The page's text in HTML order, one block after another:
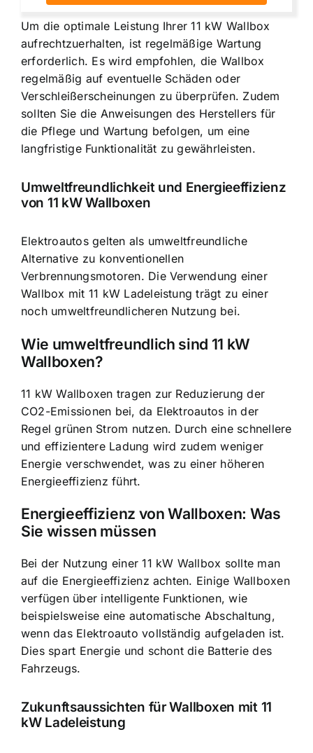
Um die optimale Leistung Ihrer 11 kW Wallbox
aufrechtzuerhalten, ist regelmäßige Wartung
erforderlich. Es wird empfohlen, die Wallbox
regelmäßig auf eventuelle Schäden oder
Verschleißerscheinungen zu überprüfen. Zudem
sollten Sie die Anweisungen des Herstellers für
die Pflege und Wartung befolgen, um eine
langfristige Funktionalität zu gewährleisten.
Umweltfreundlichkeit und Energieeffizienz
von 11 kW Wallboxen
Elektroautos gelten als umweltfreundliche
Alternative zu konventionellen
Verbrennungsmotoren. Die Verwendung einer
Wallbox mit 11 kW Ladeleistung trägt zu einer
noch umweltfreundlicheren Nutzung bei.
Wie umweltfreundlich sind 11 kW
Wallboxen?
11 kW Wallboxen tragen zur Reduzierung der
CO2-Emissionen bei, da Elektroautos in der
Regel grünen Strom nutzen. Durch eine schnellere
und effizientere Ladung wird zudem weniger
Energie verschwendet, was zu einer höheren
Energieeffizienz führt.
Energieeffizienz von Wallboxen: Was
Sie wissen müssen
Bei der Nutzung einer 11 kW Wallbox sollte man
auf die Energieeffizienz achten. Einige Wallboxen
verfügen über intelligente Funktionen, wie
beispielsweise eine automatische Abschaltung,
wenn das Elektroauto vollständig aufgeladen ist.
Dies spart Energie und schont die Batterie des
Fahrzeugs.
Zukunftsaussichten für Wallboxen mit 11
kW Ladeleistung